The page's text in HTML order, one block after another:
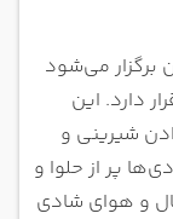
برگزار می‌شود
دارد. این
شیرینی و
پر از حلوا و
و هوای شادی